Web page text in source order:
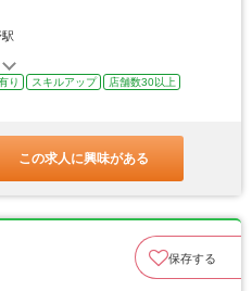
り スキルアップ
店舗数30以上
この求人に興味がある
保存する